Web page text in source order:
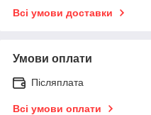
Всі умови доставки
Умови оплати
Післяплата
Всі умови оплати